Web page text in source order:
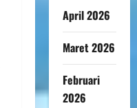
April 2026
Maret 2026
Februari
2026